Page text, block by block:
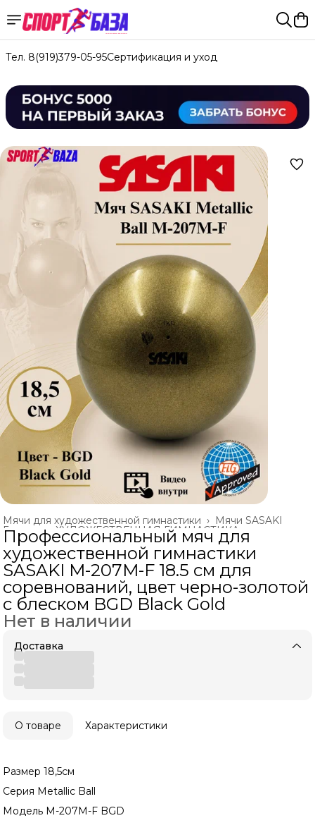
Тел. 8(919)379-05-95Сертификация и уход
Мячи SASAKI
Мячи для художественной гимнастики ›
ХУДОЖЕСТВЕННАЯ ГИМНАСТИКА ›
Главная ›
Профессиональный мяч для
художественной гимнастики
SASAKI M-207M-F 18.5 см для
соревнований, цвет черно-золотой
с блеском BGD Black Gold
Нет в наличии
Доставка
О товаре Характеристики
Размер 18,5см
Серия Metallic Ball
Модель M-207M-F BGD